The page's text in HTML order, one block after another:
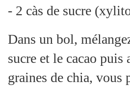
- 2 càs de sucre
Dans un bol,
sucre et le cacao puis
graines de chia, vous